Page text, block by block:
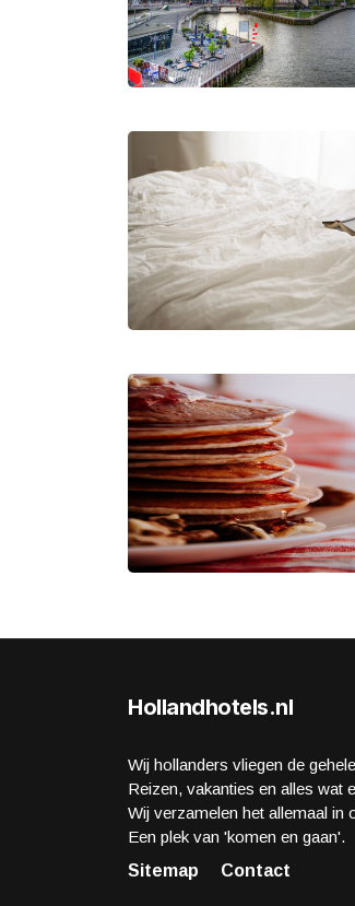
Hollandhotels.nl
Wij hollanders vliegen de
Reizen, vakanties en alles wat
Wij verzamelen het allemaal in
Een plek van 'komen en gaan'.
Sitemap
Contact